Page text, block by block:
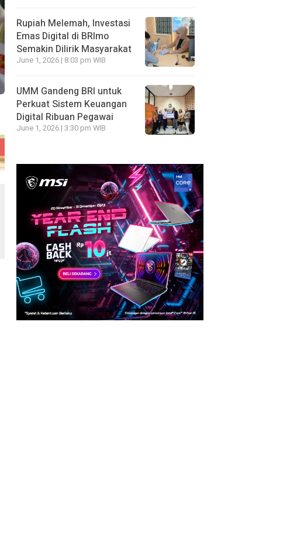
Rupiah Melemah, Investasi
Emas Digital di BRImo
Semakin Dilirik Masyarakat
June 1, 2026 | 8:03 pm WIB
UMM Gandeng BRI untuk
Perkuat Sistem Keuangan
Digital Ribuan Pegawai
June 1, 2026 | 3:30 pm WIB